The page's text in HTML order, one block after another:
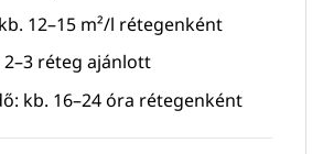
12–15 m²/l rétegenként
2–3 réteg ajánlott
kb. 16–24 óra rétegenként